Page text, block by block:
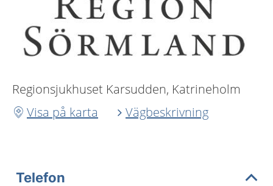
Regionsjukhuset Karsudden, Katrineholm
Visa på karta
Vägbeskrivning
Telefon